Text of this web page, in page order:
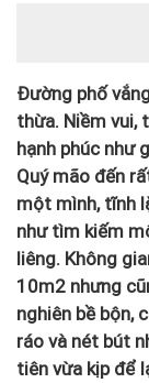
Đường phố
thừa. Niềm vui,
hạnh phúc như
Quý mão đến
một mình, tĩnh
như tìm kiếm
liêng. Không
10m2 nhưng
nghiên bề bộn,
ráo và nét bút
tiên vừa kịp để